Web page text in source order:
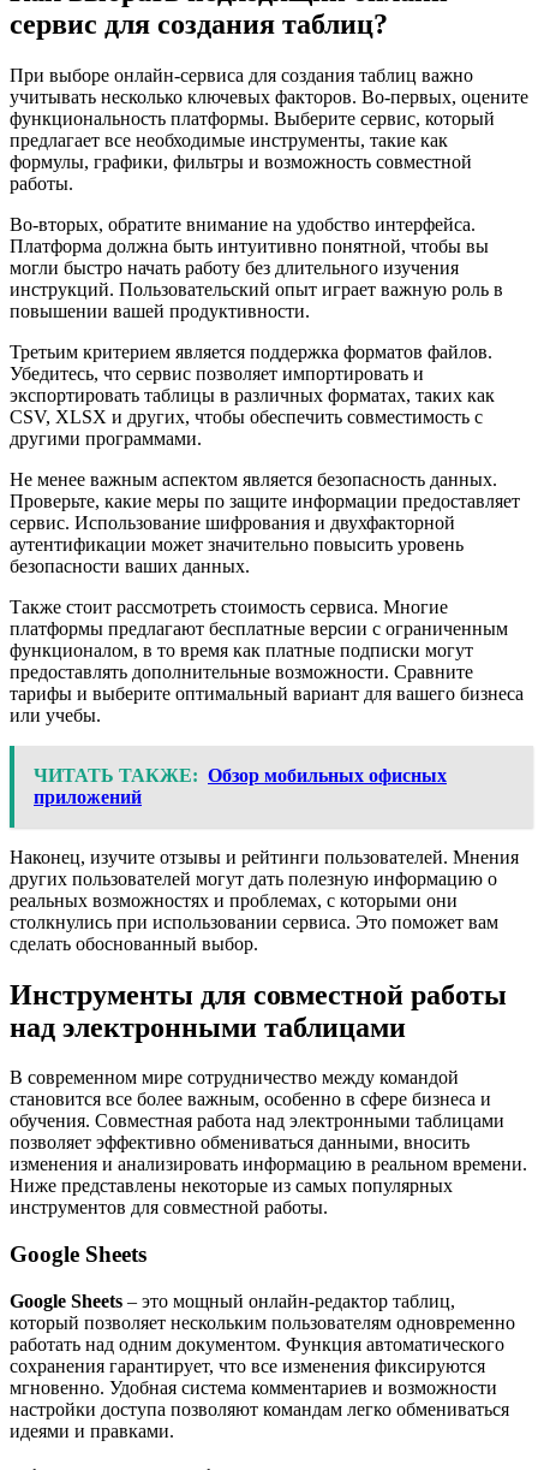
сервис для создания таблиц?
При выборе онлайн-сервиса для создания таблиц важно
учитывать несколько ключевых факторов. Во-первых, оцените
функциональность платформы. Выберите сервис, который
предлагает все необходимые инструменты, такие как
формулы, графики, фильтры и возможность совместной
работы.
Во-вторых, обратите внимание на удобство интерфейса.
Платформа должна быть интуитивно понятной, чтобы вы
могли быстро начать работу без длительного изучения
инструкций. Пользовательский опыт играет важную роль в
повышении вашей продуктивности.
Третьим критерием является поддержка форматов файлов.
Убедитесь, что сервис позволяет импортировать и
экспортировать таблицы в различных форматах, таких как
CSV, XLSX и других, чтобы обеспечить совместимость с
другими программами.
Не менее важным аспектом является безопасность данных.
Проверьте, какие меры по защите информации предоставляет
сервис. Использование шифрования и двухфакторной
аутентификации может значительно повысить уровень
безопасности ваших данных.
Также стоит рассмотреть стоимость сервиса. Многие
платформы предлагают бесплатные версии с ограниченным
функционалом, в то время как платные подписки могут
предоставлять дополнительные возможности. Сравните
тарифы и выберите оптимальный вариант для вашего бизнеса
или учебы.
ЧИТАТЬ ТАКЖЕ: Обзор мобильных офисных
приложений
Наконец, изучите отзывы и рейтинги пользователей. Мнения
других пользователей могут дать полезную информацию о
реальных возможностях и проблемах, с которыми они
столкнулись при использовании сервиса. Это поможет вам
сделать обоснованный выбор.
Инструменты для совместной работы
над электронными таблицами
В современном мире сотрудничество между командой
становится все более важным, особенно в сфере бизнеса и
обучения. Совместная работа над электронными таблицами
позволяет эффективно обмениваться данными, вносить
изменения и анализировать информацию в реальном времени.
Ниже представлены некоторые из самых популярных
инструментов для совместной работы.
Google Sheets
Google Sheets – это мощный онлайн-редактор таблиц,
который позволяет нескольким пользователям одновременно
работать над одним документом. Функция автоматического
сохранения гарантирует, что все изменения фиксируются
мгновенно. Удобная система комментариев и возможности
настройки доступа позволяют командам легко обмениваться
идеями и правками.